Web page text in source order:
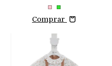
Comprar